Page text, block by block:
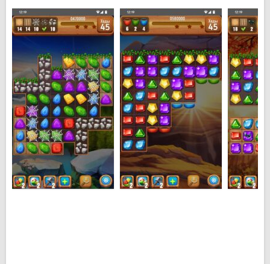
Основные особенности Самоцветы или
кристаллы для Android:
Множество разноцветных кристаллов и
самоцветов разных форм;
Размер кристаллов достаточно крупный, чтобы их
было хорошо видно на дисплее;
Большое количество уровней разной сложности;
Возможность пропускать некоторые уровни, если
Вы не можете их пройти;
Красивое музыкальное сопровождение.